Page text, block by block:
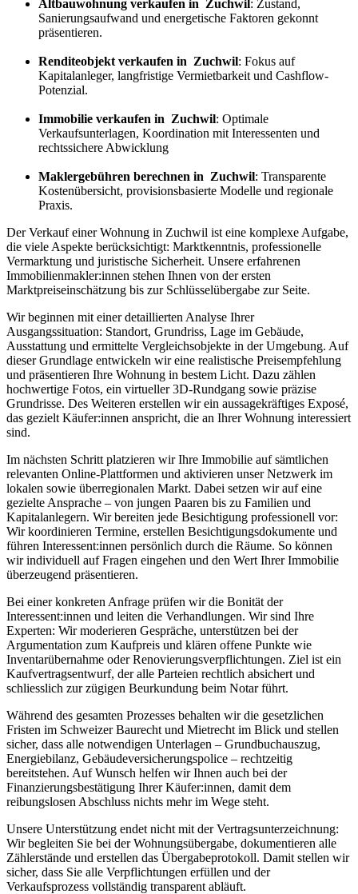
Altbauwohnung verkaufen in Zuchwil : Zustand,
Sanierungsaufwand und energetische Faktoren gekonnt
präsentieren.
Renditeobjekt verkaufen in Zuchwil: Fokus auf
Kapitalanleger, langfristige Vermietbarkeit und Cashflow-
Potenzial.
Immobilie verkaufen in Zuchwil: Optimale
Verkaufsunterlagen, Koordination mit Interessenten und
rechtssichere Abwicklung
Maklergebühren berechnen in Zuchwil: Transparente
Kostenübersicht, provisionsbasierte Modelle und regionale
Praxis.
Der Verkauf einer Wohnung in Zuchwil ist eine komplexe Aufgabe,
die viele Aspekte berücksichtigt: Marktkenntnis, professionelle
Vermarktung und juristische Sicherheit. Unsere erfahrenen
Immobilienmakler:innen stehen Ihnen von der ersten
Marktpreiseinschätzung bis zur Schlüsselübergabe zur Seite.
Wir beginnen mit einer detaillierten Analyse Ihrer
Ausgangssituation: Standort, Grundriss, Lage im Gebäude,
Ausstattung und ermittelte Vergleichsobjekte in der Umgebung. Auf
dieser Grundlage entwickeln wir eine realistische Preisempfehlung
und präsentieren Ihre Wohnung in bestem Licht. Dazu zählen
hochwertige Fotos, ein virtueller 3D-Rundgang sowie präzise
Grundrisse. Des Weiteren erstellen wir ein aussagekräftiges Exposé,
das gezielt Käufer:innen anspricht, die an Ihrer Wohnung interessiert
sind.
Im nächsten Schritt platzieren wir Ihre Immobilie auf sämtlichen
relevanten Online-Plattformen und aktivieren unser Netzwerk im
lokalen sowie überregionalen Markt. Dabei setzen wir auf eine
gezielte Ansprache – von jungen Paaren bis zu Familien und
Kapitalanlegern. Wir bereiten jede Besichtigung professionell vor:
Wir koordinieren Termine, erstellen Besichtigungsdokumente und
führen Interessent:innen persönlich durch die Räume. So können
wir individuell auf Fragen eingehen und den Wert Ihrer Immobilie
überzeugend präsentieren.
Bei einer konkreten Anfrage prüfen wir die Bonität der
Interessent:innen und leiten die Verhandlungen. Wir sind Ihre
Experten: Wir moderieren Gespräche, unterstützen bei der
Argumentation zum Kaufpreis und klären offene Punkte wie
Inventarübernahme oder Renovierungsverpflichtungen. Ziel ist ein
Kaufvertragsentwurf, der alle Parteien rechtlich absichert und
schliesslich zur zügigen Beurkundung beim Notar führt.
Während des gesamten Prozesses behalten wir die gesetzlichen
Fristen im Schweizer Baurecht und Mietrecht im Blick und stellen
sicher, dass alle notwendigen Unterlagen – Grundbuchauszug,
Energiebilanz, Gebäudeversicherungspolice – rechtzeitig
bereitstehen. Auf Wunsch helfen wir Ihnen auch bei der
Finanzierungsbestätigung Ihrer Käufer:innen, damit dem
reibungslosen Abschluss nichts mehr im Wege steht.
Unsere Unterstützung endet nicht mit der Vertragsunterzeichnung:
Wir begleiten Sie bei der Wohnungsübergabe, dokumentieren alle
Zählerstände und erstellen das Übergabeprotokoll. Damit stellen wir
sicher, dass Sie alle Verpflichtungen erfüllen und der
Verkaufsprozess vollständig transparent abläuft.